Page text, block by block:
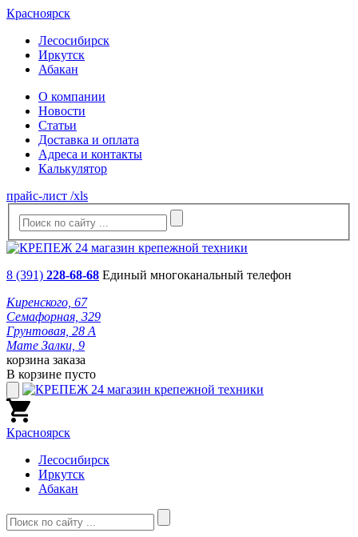
Красноярск
Лесосибирск
Иркутск
Абакан
О компании
Новости
Статьи
Доставка и оплата
Адреса и контакты
Калькулятор
прайс-лист /xls
8 (391) 228-68-68 Единый многоканальный телефон
Киренского, 67
Семафорная, 329
Грунтовая, 28 А
Мате Залки, 9
корзина заказа
В корзине пусто
Красноярск
Лесосибирск
Иркутск
Абакан